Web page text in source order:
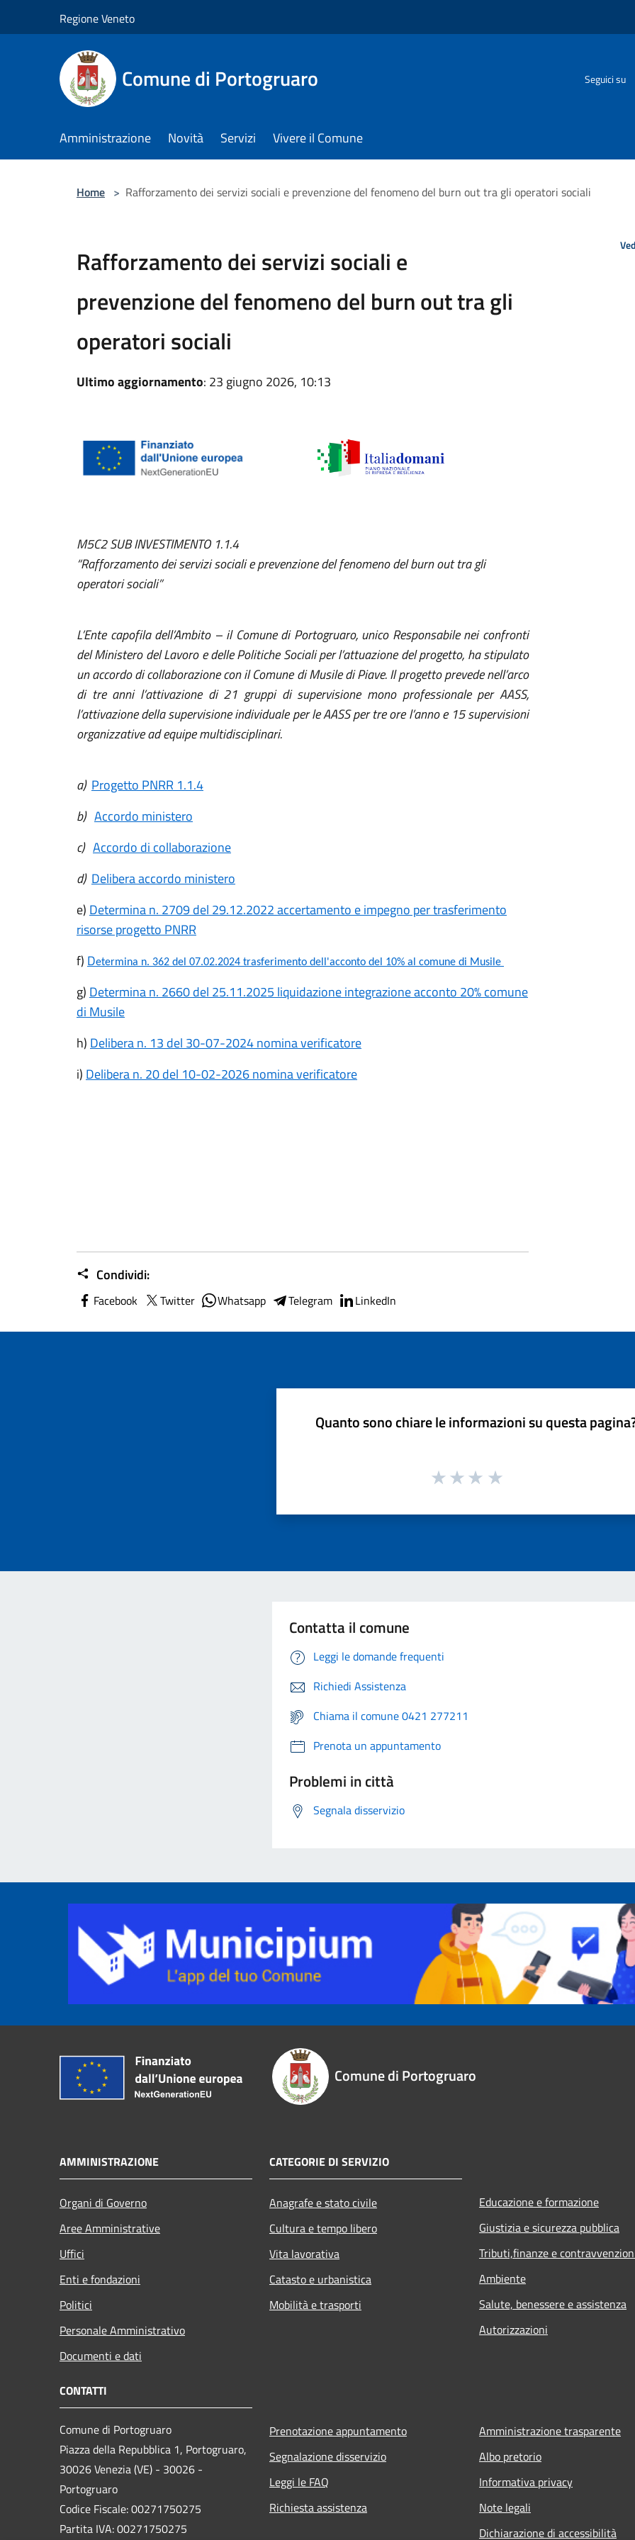
Regione Veneto
Comune di Portogruaro Seguici su
Amministrazione Novità Servizi Vivere il Comune
Home > Rafforzamento dei servizi sociali e prevenzione del fenomeno del burn out tra gli operatori sociali
Rafforzamento dei servizi sociali e
prevenzione del fenomeno del burn out tra gli
operatori sociali
Ultimo aggiornamento: 23 giugno 2026, 10:13
M5C2 SUB INVESTIMENTO 1.1.4
“Rafforzamento dei servizi sociali e prevenzione del fenomeno del burn out tra gli
operatori sociali”
L’Ente capofila dell’Ambito – il Comune di Portogruaro, unico Responsabile nei confronti
del Ministero del Lavoro e delle Politiche Sociali per l’attuazione del progetto, ha stipulato
un accordo di collaborazione con il Comune di Musile di Piave. Il progetto prevede nell’arco
di tre anni l’attivazione di 21 gruppi di supervisione mono professionale per AASS,
l’attivazione della supervisione individuale per le AASS per tre ore l’anno e 15 supervisioni
organizzative ad equipe multidisciplinari.
a) Progetto PNRR 1.1.4
b) Accordo ministero
c) Accordo di collaborazione
d) Delibera accordo ministero
e) Determina n. 2709 del 29.12.2022 accertamento e impegno per trasferimento
risorse progetto PNRR
f) Determina n. 362 del 07.02.2024 trasferimento dell'acconto del 10% al comune di Musile
g) Determina n. 2660 del 25.11.2025 liquidazione integrazione acconto 20% comune
di Musile
h) Delibera n. 13 del 30-07-2024 nomina verificatore
i) Delibera n. 20 del 10-02-2026 nomina verificatore
Condividi:
Facebook Twitter Whatsapp Telegram LinkedIn
Quanto sono chiare le informazioni su questa
Contatta il comune
Leggi le domande frequenti
Richiedi Assistenza
Chiama il comune 0421 277211
Prenota un appuntamento
Problemi in città
Segnala disservizio
Comune di Portogruaro
AMMINISTRAZIONE
Organi di Governo
Aree Amministrative
Uffici
Enti e fondazioni
Politici
Personale Amministrativo
Documenti e dati
CATEGORIE DI SERVIZIO
Anagrafe e stato civile
Cultura e tempo libero
Vita lavorativa
Catasto e urbanistica
Mobilità e trasporti
Educazione e formazione
Giustizia e sicurezza pubblica
Tributi,finanze e
Ambiente
Salute, benessere e assistenza
Autorizzazioni
CONTATTI
Comune di Portogruaro
Piazza della Repubblica 1, Portogruaro,
30026 Venezia (VE) - 30026 -
Portogruaro
Codice Fiscale: 00271750275
Partita IVA: 00271750275
Prenotazione appuntamento
Segnalazione disservizio
Leggi le FAQ
Richiesta assistenza
Amministrazione trasparente
Albo pretorio
Informativa privacy
Note legali
Dichiarazione di accessibilità